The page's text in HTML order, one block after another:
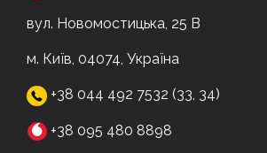
вул. Новомостицька, 25 В
м. Київ, 04074, Україна
+38 044 492 7532 (33, 34)
+38 095 480 8898